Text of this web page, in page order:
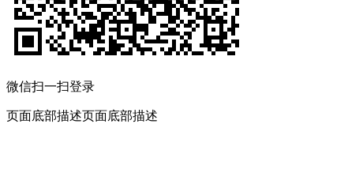
微信扫一扫登录
页面底部描述页面底部描述